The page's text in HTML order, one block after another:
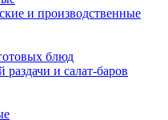
и производственные
блюд
и салат-баров